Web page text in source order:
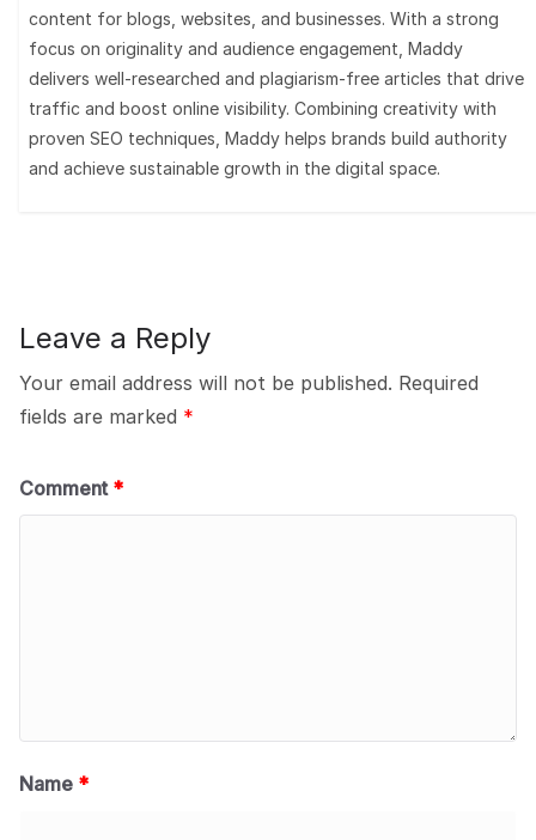
content for blogs, websites, and businesses. With a strong
focus on originality and audience engagement, Maddy
delivers well-researched and plagiarism-free articles that drive
traffic and boost online visibility. Combining creativity with
proven SEO techniques, Maddy helps brands build authority
and achieve sustainable growth in the digital space.
Leave a Reply
Your email address will not be published. Required
fields are marked *
Comment *
Name *